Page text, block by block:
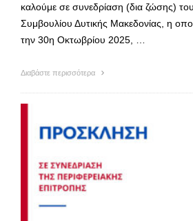
καλούμε σε συνεδρίαση (δια ζώσης)
Συμβουλίου Δυτικής Μακεδονίας, η
την 30η Οκτωβρίου 2025, …
Διαβάστε περισσότερα